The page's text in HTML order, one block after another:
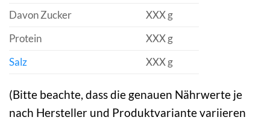
Davon Zucker
XXX g
Protein
XXX g
Salz
XXX g
(Bitte beachte, dass die genauen Nährwerte je
nach Hersteller und Produktvariante variieren